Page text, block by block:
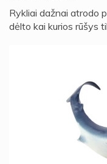
Rykliai dažnai atrodo
dėlto kai kurios rūšys